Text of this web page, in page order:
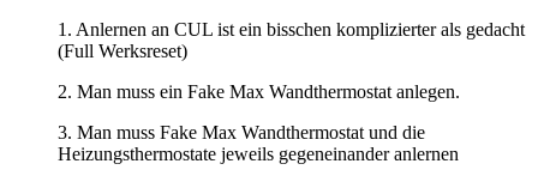
1. Anlernen an CUL ist ein bisschen komplizierter als gedacht
(Full Werksreset)
2. Man muss ein Fake Max Wandthermostat anlegen.
3. Man muss Fake Max Wandthermostat und die
Heizungsthermostate jeweils gegeneinander anlernen